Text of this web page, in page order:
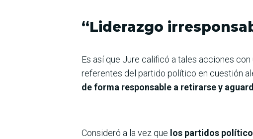
“Liderazgo
Es así que Jure calificó a tales acciones con
referentes del partido político en cuestión
de forma responsable a retirarse y
Consideró a la vez que los partidos